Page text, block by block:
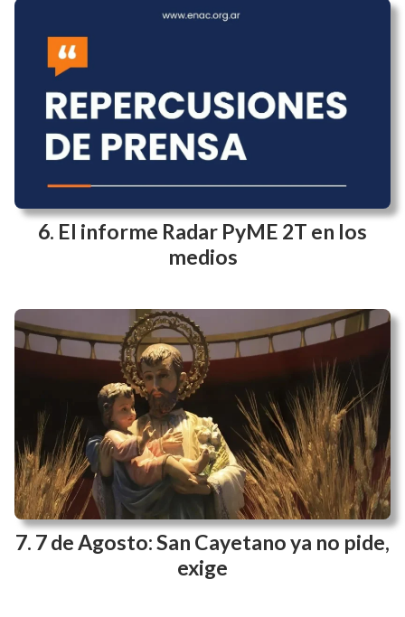
El informe Radar PyME 2T en los
medios
7 de Agosto: San Cayetano ya no pide,
exige